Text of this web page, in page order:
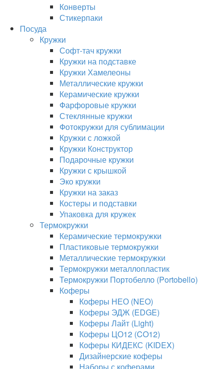
Конверты
Стикерпаки
Посуда
Кружки
Софт-тач кружки
Кружки на подставке
Кружки Хамелеоны
Металлические кружки
Керамические кружки
Фарфоровые кружки
Стеклянные кружки
Фотокружки для сублимации
Кружки с ложкой
Кружки Конструктор
Подарочные кружки
Кружки с крышкой
Эко кружки
Кружки на заказ
Костеры и подставки
Упаковка для кружек
Термокружки
Керамические термокружки
Пластиковые термокружки
Металлические термокружки
Термокружки металлопластик
Термокружки Портобелло (Portobello)
Коферы
Коферы НЕО (NEO)
Коферы ЭДЖ (EDGE)
Коферы Лайт (Light)
Коферы ЦО12 (CO12)
Коферы КИДЕКС (KIDEX)
Дизайнерские коферы